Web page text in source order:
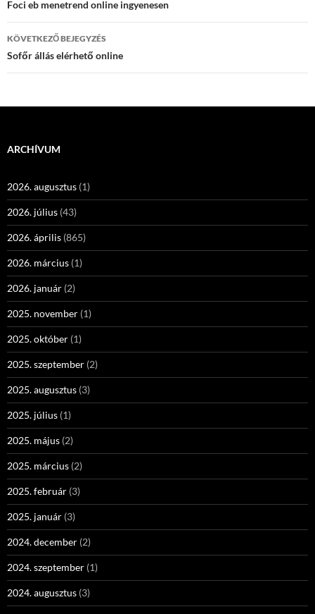
navigáció
Foci eb menetrend online ingyenesen
KÖVETKEZŐ BEJEGYZÉS
Sofőr állás elérhető online
ARCHÍVUM
2026. augusztus (1)
2026. július (43)
2026. április (865)
2026. március (1)
2026. január (2)
2025. november (1)
2025. október (1)
2025. szeptember (2)
2025. augusztus (3)
2025. július (1)
2025. május (2)
2025. március (2)
2025. február (3)
2025. január (3)
2024. december (2)
2024. szeptember (1)
2024. augusztus (3)